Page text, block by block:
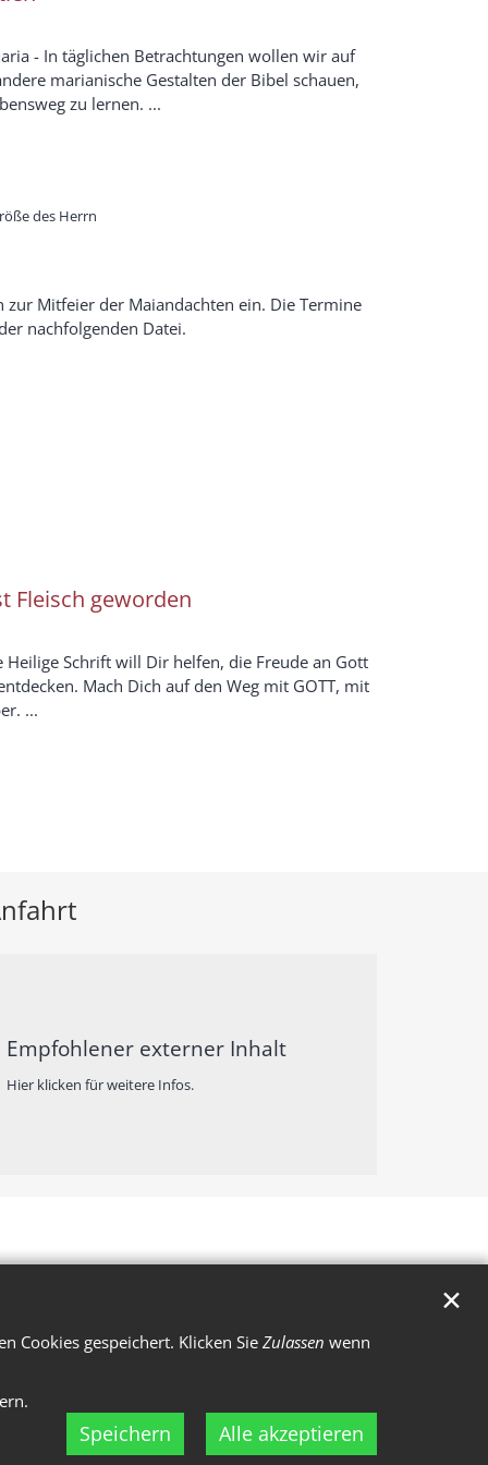
Cookies gespeichert. Klicken Sie Zulassen wenn
Speichern Alle akzeptieren
✕
- In täglichen Betrachtungen wollen wir auf
marianische Gestalten der Bibel schauen,
zu lernen. ...
des Herrn
zur Mitfeier der Maiandachten ein. Die Termine
nachfolgenden Datei.
Fleisch geworden
Heilige Schrift will Dir helfen, die Freude an Gott
Mach Dich auf den Weg mit GOTT, mit
...
Empfohlener externer Inhalt
Hier klicken für weitere Infos.